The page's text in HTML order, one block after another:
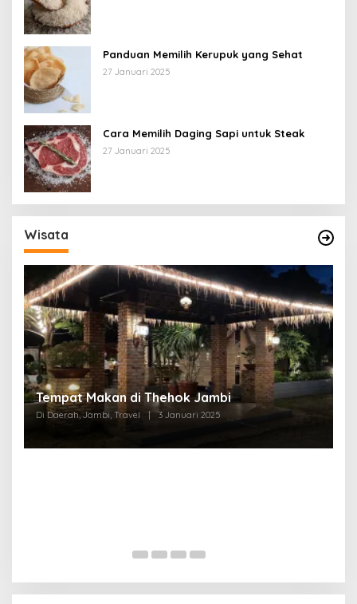
Panduan Memilih Kerupuk yang Sehat
27 Januari 2025
Cara Memilih Daging Sapi untuk Steak
27 Januari 2025
Wisata
Tempat Makan di Thehok Jambi
Di Daerah, Jambi, Travel | 3 Januari 2025